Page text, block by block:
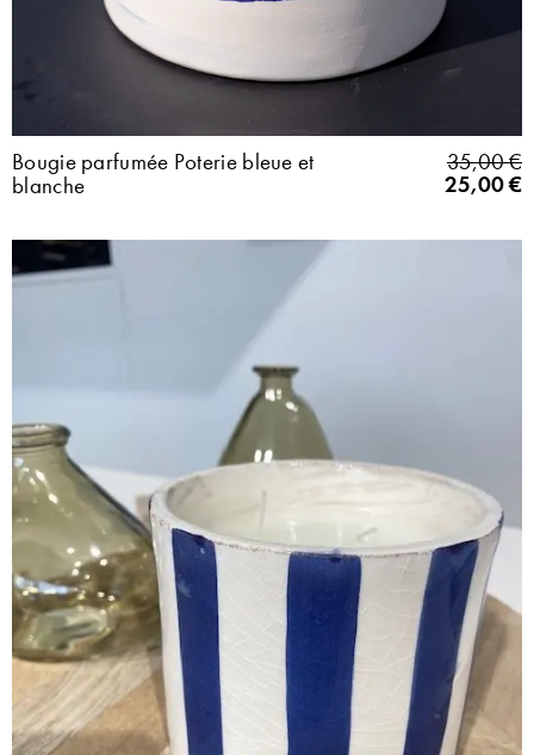
Bougie parfumée Poterie bleue et
blanche
35,00€
25,00€